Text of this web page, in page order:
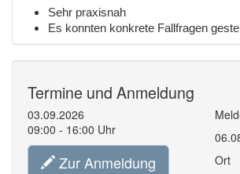
Sehr praxisnah
Es konnten konkrete Fallfragen
Termine und Anmeldung
03.09.2026
09:00 - 16:00 Uhr
Zur Anmeldung
Ort